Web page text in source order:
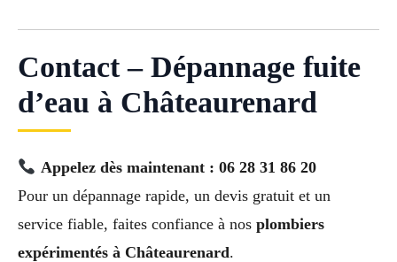
Contact – Dépannage fuite
d’eau à Châteaurenard
Appelez dès maintenant : 06 28 31 86 20
Pour un dépannage rapide, un devis gratuit et un
service fiable, faites confiance à nos plombiers
expérimentés à Châteaurenard.